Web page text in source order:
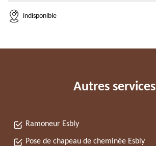
indisponible
Autres services
Ramoneur Esbly
Pose de chapeau de cheminée Esbly